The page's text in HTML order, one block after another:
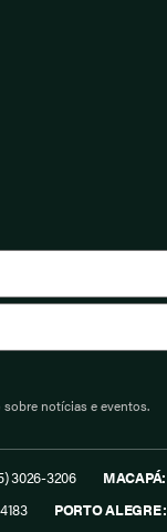
notícias e eventos.
3026-3206 MACAPÁ:
PORTO ALEGRE: